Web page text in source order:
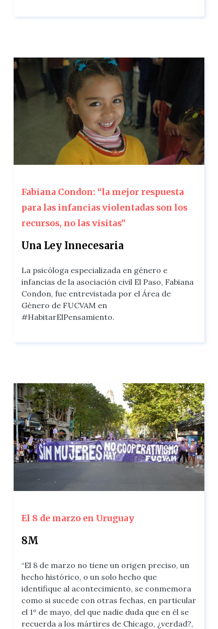
Fabiana Condon: “la mejor respuesta
para las infancias violentadas son los
recursos, no las visitas”
Una Ley Innecesaria
La psicóloga especializada en género e
infancias de la asociación civil El Paso, Fabiana
Condon, fue entrevistada por el Área de
Género de FUCVAM en
#HabitarElPensamiento.
El 8 de marzo en Uruguay
8M
“El 8 de marzo no tiene un origen preciso, un
hecho histórico, o un solo hecho que
identifique al acontecimiento, se conmemora
como si sucede con otras fechas, en particular
el 1º de mayo, del que nadie duda que en él se
recuerda a los mártires de Chicago, ¿verdad?,